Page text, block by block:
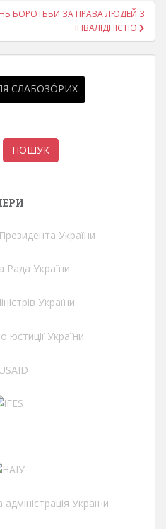
БОРОТЬБИ ЗА ПРАВА ЛЮДЕЙ З
ІНВАЛІДНІСТЮ
СЛАБОЗО́РИХ
ПОШУК